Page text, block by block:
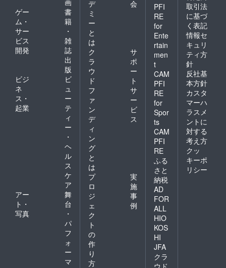
ゲー
ム・
サー
ビス
開発
書
籍
・
雑
誌
出
版
ビジ
ネ
ス・
起業
ビ
ュ
ー
テ
ィ
ー
・
ヘ
ル
ス
ケ
ア
アー
ト・
写真
舞
台
・
パ
フ
ォ
ー
マ
デ
ミ
ー
と
は
会
ク
ラ
ウ
ド
フ
ァ
ン
デ
ィ
ン
グ
と
は
サ
ポ
ー
ト
サ
ー
ビ
ス
プ
ロ
ジ
ェ
ク
ト
の
作
り
方
実
施
事
例
PFI
RE
for
Ente
rtain
men
t
CAM
PFI
RE
for
Spor
ts
CAM
PFI
RE
ふる
さと
納税
AD
FOR
ALL
HIO
KOS
HI
JFA
クラ
ウド
取引法
に基づ
く表記
情報セ
キュリ
ティ方
針
反社基
本方針
カスタ
マーハ
ラスメ
ントに
対する
考え方
クッ
キーポ
リシー